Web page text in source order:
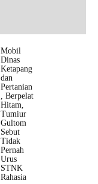
Mobil
Dinas
Ketapang
dan
Pertanian
, Berpelat
Hitam,
Tumiur
Gultom
Sebut
Tidak
Pernah
Urus
STNK
Rahasia